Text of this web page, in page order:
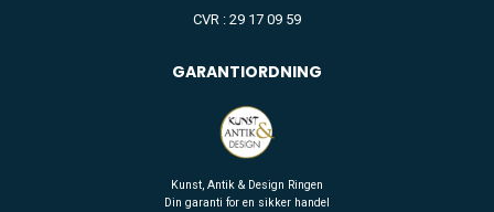
CVR : 29 17 09 59
GARANTIORDNING
Kunst, Antik & Design Ringen
Din garanti for en sikker handel